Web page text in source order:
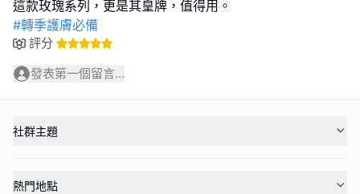
#轉季護膚必備
評分
發表第一個留言...
社群主題
熱門地點